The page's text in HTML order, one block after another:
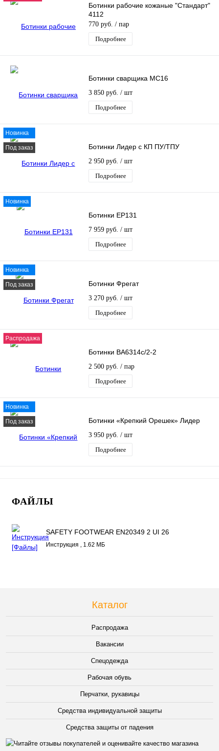
Ботинки рабочие кожаные "Стандарт"
4112
770 руб. / пар
Подробнее
Ботинки сварщика МС16
3 850 руб. / шт
Подробнее
Новинка
Под заказ Ботинки Лидер с КП ПУ/ТПУ
2 950 руб. / шт
Подробнее
Новинка
Ботинки EP131
7 959 руб. / шт
Подробнее
Новинка
Под заказ Ботинки Фрегат
3 270 руб. / шт
Подробнее
Распродажа
Ботинки ВА6314c/2-2
2 500 руб. / пар
Подробнее
Новинка
Под заказ Ботинки «Крепкий Орешек» Лидер
3 950 руб. / шт
Подробнее
ФАЙЛЫ
SAFETY FOOTWEAR EN20349 2 UI 26
LANGUAGES.pdf
Инструкция , 1.62 МБ
Каталог
Распродажа
Вакансии
Спецодежда
Рабочая обувь
Перчатки, рукавицы
Средства индивидуальной защиты
Средства защиты от падения